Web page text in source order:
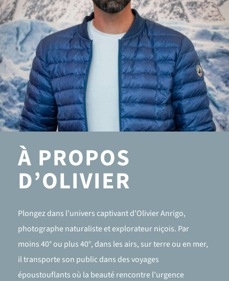
À PROPOS
D’OLIVIER
Plongez dans l’univers captivant d’Olivier Anrigo,
photographe naturaliste et explorateur niçois. Par
moins 40° ou plus 40°, dans les airs, sur terre ou en mer,
il transporte son public dans des voyages
époustouflants où la beauté rencontre l’urgence